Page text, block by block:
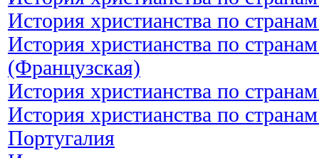
История христианства по
История христианства по
(Французская)
История христианства по
История христианства по
Португалия